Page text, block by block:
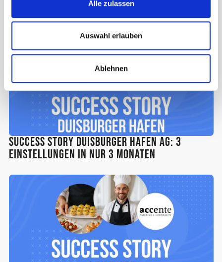
Alle zulassen
Auswahl erlauben
Ablehnen
Weitere Beiträge
Success Story Duisburger Hafen AG: 3
Einstellungen in nur 3 Monaten